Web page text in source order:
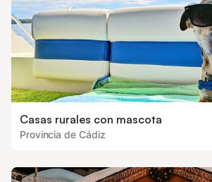
Casas rurales con mascota
Provincia de Cádiz